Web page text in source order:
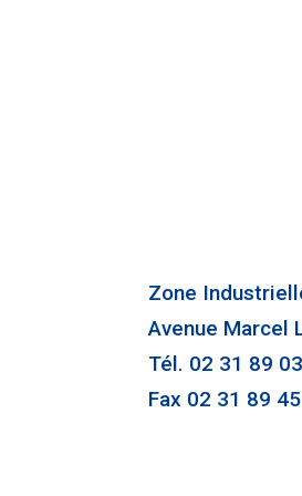
Zone
Avenue Marcel
Tél. 02 31 89
Fax 02 31 89